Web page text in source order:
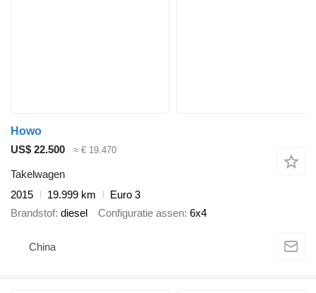
Howo
US$ 22.500
≈ € 19.470
Takelwagen
2015
19.999 km
Euro 3
Brandstof diesel Configuratie assen 6x4
China